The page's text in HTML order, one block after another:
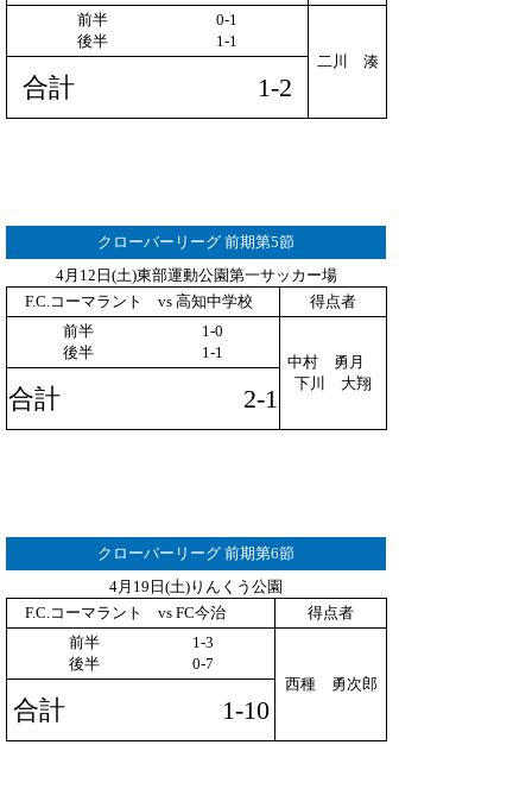
前半 0-1
後半 1-1
二川 湊
合計 1-2
クローバーリーグ 前期第5節
4月12日(土)東部運動公園第一サッカー場
F.C.コーマラント vs 高知中学校
得点者
前半 1-0
後半 1-1
中村 勇月
下川 大翔
合計 2-1
クローバーリーグ 前期第6節
4月19日(土)りんくう公園
F.C.コーマラント vs FC今治
得点者
前半 1-3
後半 0-7
西種 勇次郎
合計 1-10